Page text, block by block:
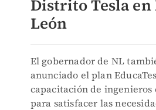
Distrito Tesla en
León
El gobernador de NL
anunciado el plan
capacitación de
para satisfacer las